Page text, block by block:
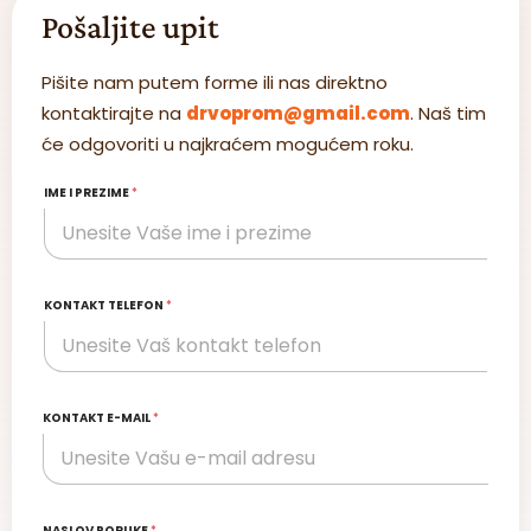
Pošaljite upit
Pišite nam putem forme ili nas direktno
kontaktirajte na drvoprom@gmail.com. Naš tim
će odgovoriti u najkraćem mogućem roku.
IME I PREZIME*
KONTAKT TELEFON *
KONTAKT E-MAIL*